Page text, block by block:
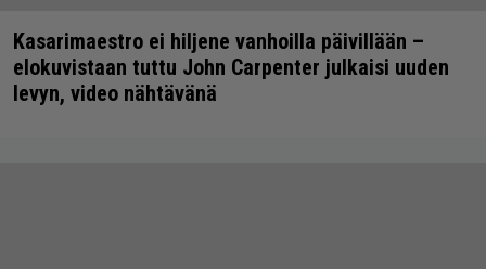
Kasarimaestro ei hiljene vanhoilla päivillään –
elokuvistaan tuttu John Carpenter julkaisi uuden
levyn, video nähtävänä